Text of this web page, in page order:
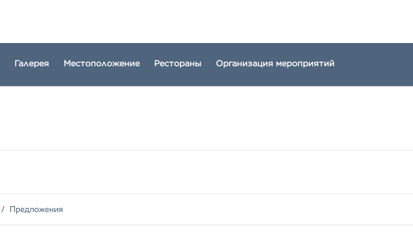
Галерея Местоположение Рестораны Организация мероприятий
/ Предложения